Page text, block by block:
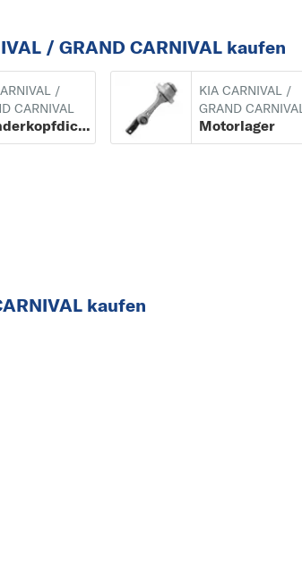
/ GRAND CARNIVAL kaufen
/
CARNIVAL
Zylinderkopfdichtung
KIA CARNIVAL /
GRAND CARNIVAL
Motorlager
kaufen